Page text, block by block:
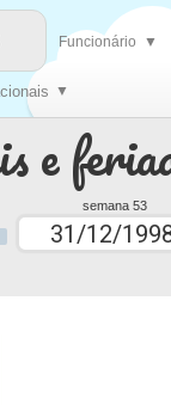
e
semana 53
▼
Funcionário ▼